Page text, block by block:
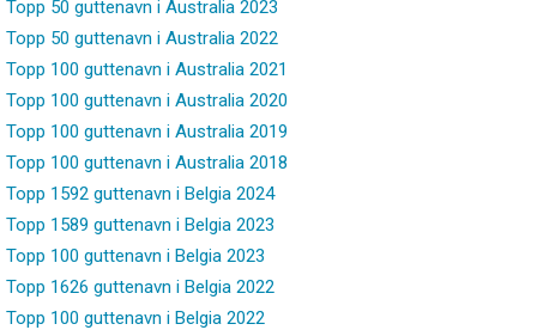
Topp 50 guttenavn i Australia 2023
Topp 50 guttenavn i Australia 2022
Topp 100 guttenavn i Australia 2021
Topp 100 guttenavn i Australia 2020
Topp 100 guttenavn i Australia 2019
Topp 100 guttenavn i Australia 2018
Topp 1592 guttenavn i Belgia 2024
Topp 1589 guttenavn i Belgia 2023
Topp 100 guttenavn i Belgia 2023
Topp 1626 guttenavn i Belgia 2022
Topp 100 guttenavn i Belgia 2022